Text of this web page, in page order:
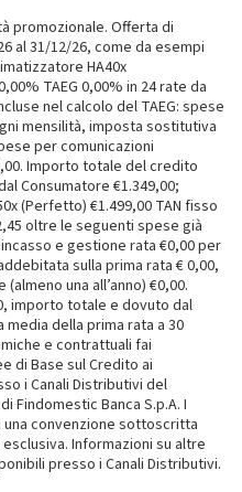
promozionale. Offerta di
al 31/12/26, come da esempi
HA40x
TAEG 0,00% in 24 rate da
nel calcolo del TAEG: spese
mensilità, imposta sostitutiva
per comunicazioni
Importo totale del credito
Consumatore €1.349,00;
(Perfetto) €1.499,00 TAN fisso
oltre le seguenti spese già
e gestione rata €0,00 per
sulla prima rata € 0,00,
una all’anno) €0,00.
importo totale e dovuto dal
media della prima rata a 30
e contrattuali fai
di Base sul Credito ai
i Canali Distributivi del
Findomestic Banca S.p.A. I
una convenzione sottoscritta
Informazioni su altre
presso i Canali Distributivi.